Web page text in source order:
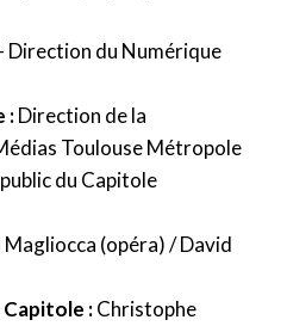
Direction du Numérique
:Direction de la
Toulouse Métropole
du Capitole
(opéra) / David
:Christophe